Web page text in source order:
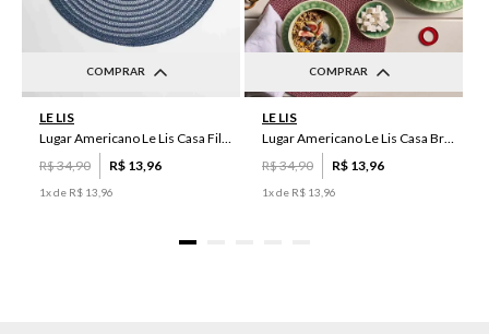
COMPRAR
LE LIS
Lugar Americano Le Lis Casa Filipa
R$34,90 R$ 13 96
1x de R$ 13 96
COMPRAR
LE LIS
Lugar Americano Le Lis Casa Brenda
R$34,90 R$ 13 96
1x de R$ 13 96